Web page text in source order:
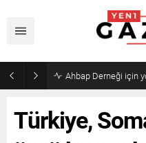
Mourinho’dan Arda
Türkiye,